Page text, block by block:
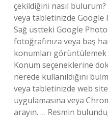
çekildiğini nasıl
veya tabletinizde Google
Sağ üstteki Google
fotoğrafınıza veya baş
konumları
Konum seçeneklerine
nerede kullanıldığını
veya tabletinizde web
uygulamasına veya
arayın. … Resmin